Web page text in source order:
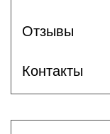
Отзывы
Контакты